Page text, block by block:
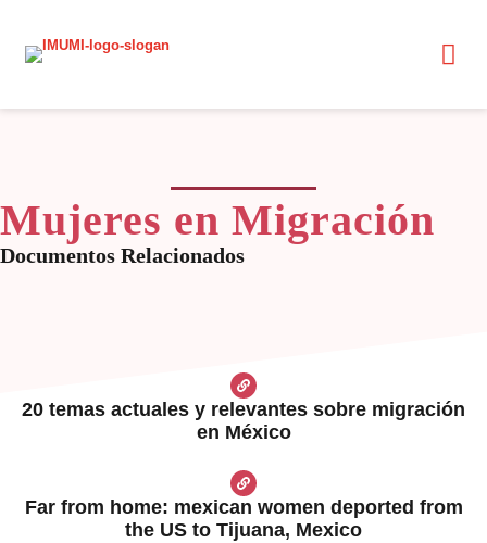
Mujeres en Migración
Documentos Relacionados
20 temas actuales y relevantes sobre migración
en México
Far from home: mexican women deported from
the US to Tijuana, Mexico